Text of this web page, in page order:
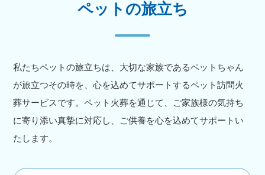
ペットの旅立ち
私たちペットの旅立ちは、大切な家族であるペットちゃん
が旅立つその時を、心を込めてサポートするペット訪問火
葬サービスです。ペット火葬を通じて、ご家族様の気持ち
に寄り添い真摯に対応し、ご供養を心を込めてサポートい
たします。